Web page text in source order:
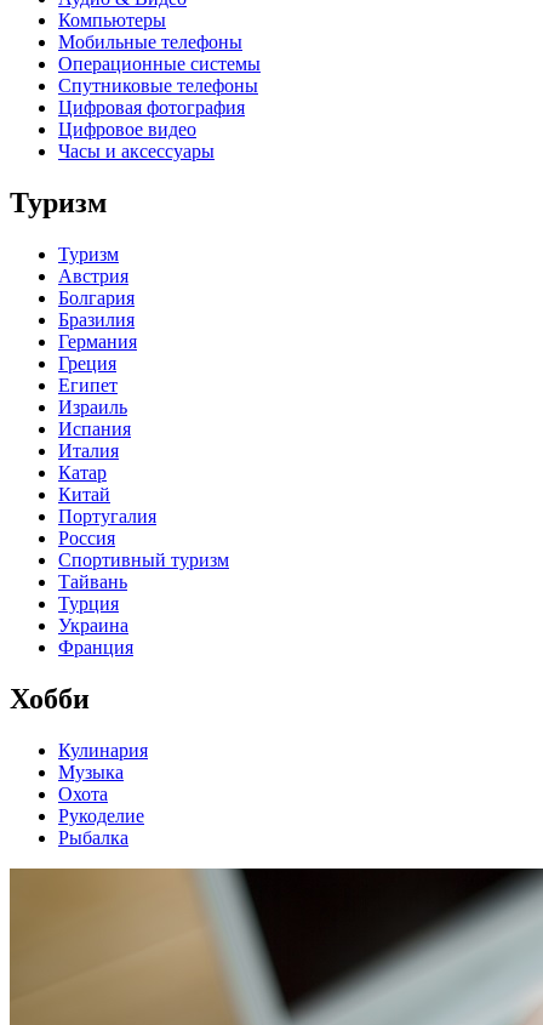
Компьютеры
Мобильные телефоны
Операционные системы
Спутниковые телефоны
Цифровая фотография
Цифровое видео
Часы и аксессуары
Туризм
Туризм
Австрия
Болгария
Бразилия
Германия
Греция
Египет
Израиль
Испания
Италия
Катар
Китай
Португалия
Россия
Спортивный туризм
Тайвань
Турция
Украина
Франция
Хобби
Кулинария
Музыка
Охота
Рукоделие
Рыбалка